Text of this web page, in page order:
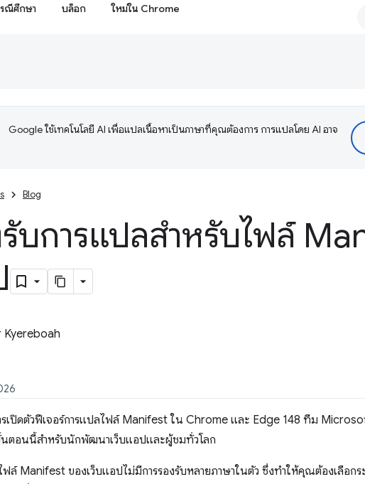
ณีศึกษา บล็อก ใหม่ใน Chrome
Google ใช้เทคโนโลยี AI เพื่อแปลเนื้อหาเป็นภาษาที่คุณต้องการ การแปลโดย AI อาจ
Blog
รับการแปลสำหรับไฟล์
Kyereboah
รเปิดตัวฟีเจอร์การแปลไฟล์ Manifest ใน Chrome และ Edge 148 ทีม
ตอนนี้สำหรับนักพัฒนาเว็บแอปและผู้ชมทั่วโลก
ฟล์ Manifest ของเว็บแอปไม่มีการรองรับหลายภาษาในตัว ซึ่งทำให้คุณต้องเลือกร